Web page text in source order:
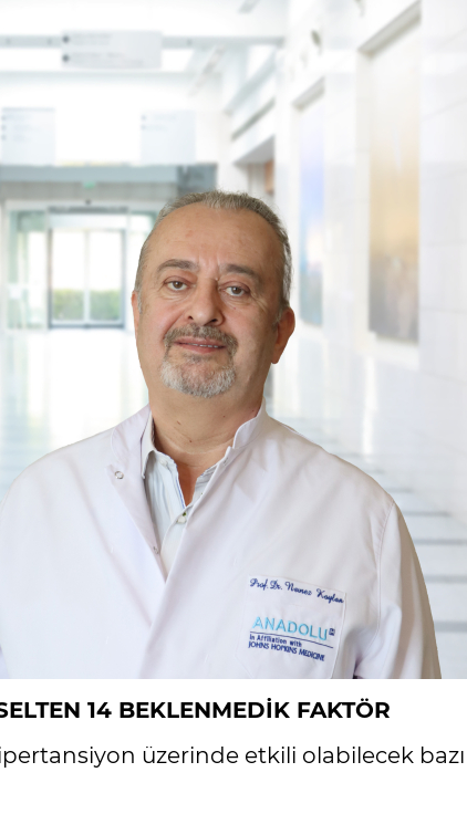
14 BEKLENMEDİK FAKTÖR
üzerinde etkili olabilecek bazı